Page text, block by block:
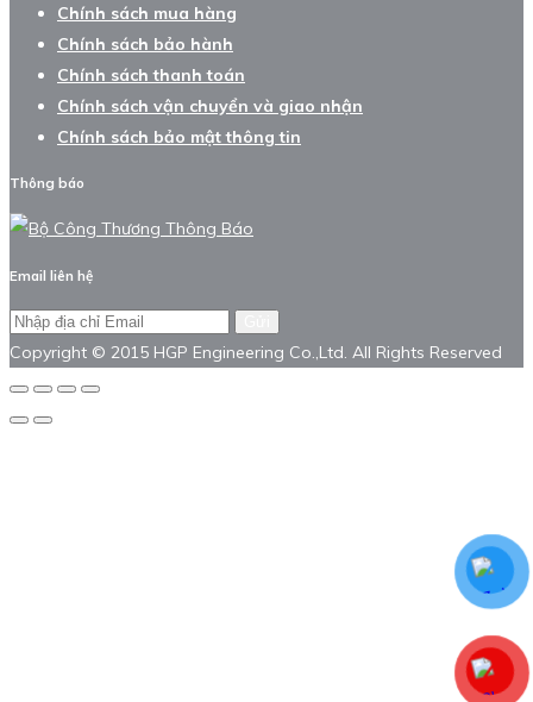
Chính sách mua hàng
Chính sách bảo hành
Chính sách thanh toán
Chính sách vận chuyển và giao nhận
Chính sách bảo mật thông tin
Thông báo
Email liên hệ
Copyright © 2015 HGP Engineering Co.,Ltd. All Rights Reserved